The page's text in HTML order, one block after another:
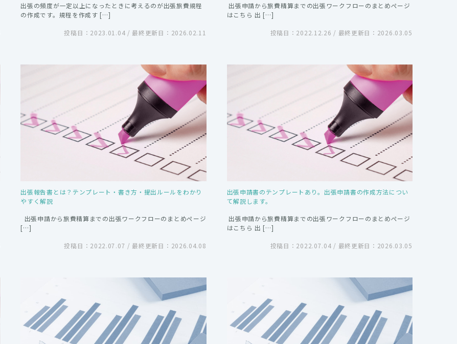
出張の頻度が一定以上になったときに考えるのが出張旅費規程
の作成です。規程を作成す […]
投稿日：2023.01.04 / 最終更新日：2026.02.11
出張申請から旅費精算までの出張ワークフローのまとめページ
はこちら 出 […]
投稿日：2022.12.26 / 最終更新日：2026.03.05
出張報告書とは？テンプレート・書き方・提出ルールをわかり
やすく解説
出張申請から旅費精算までの出張ワークフローのまとめページ
[…]
投稿日：2022.07.07 / 最終更新日：2026.04.08
出張申請書のテンプレートあり。出張申請書の作成方法につい
て解説します。
出張申請から旅費精算までの出張ワークフローのまとめページ
はこちら 出 […]
投稿日：2022.07.04 / 最終更新日：2026.03.05